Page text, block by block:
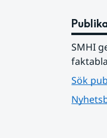
SMHI
Sök